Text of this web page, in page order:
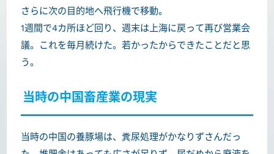
さらに次の目的地へ飛行機で移動。
1週間で4カ所ほど回り、週末は上海に戻って再び営業会
議。これを毎月続けた。若かったからできたことだと思
う。
当時の中国畜産業の現実
当時の中国の養豚場は、糞尿処理がかなりずさんだっ